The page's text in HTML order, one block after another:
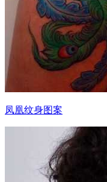
凤凰纹身图案